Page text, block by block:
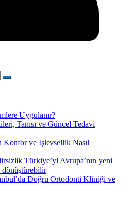
Uygulanır?
Tanısı ve Güncel Tedavi
Konfor ve İşlevsellik Nasıl
Türkiye’yi Avrupa’nın yeni
dönüştürebilir
Doğru Ortodonti Kliniği ve